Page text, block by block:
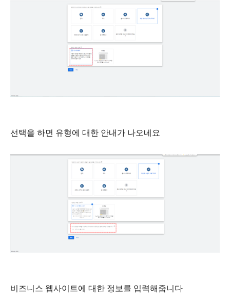
선택을 하면 유형에 대한 안내가 나오네요
비즈니스 웹사이트에 대한 정보를 입력해줍니다